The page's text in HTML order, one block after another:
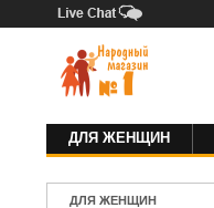
ДЛЯ ЖЕНЩИН
ДЛЯ ЖЕНЩИН